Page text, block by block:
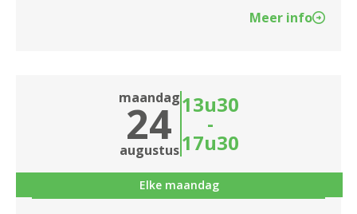
Meer info
maandag
24
augustus
13u30
-
17u30
Elke maandag